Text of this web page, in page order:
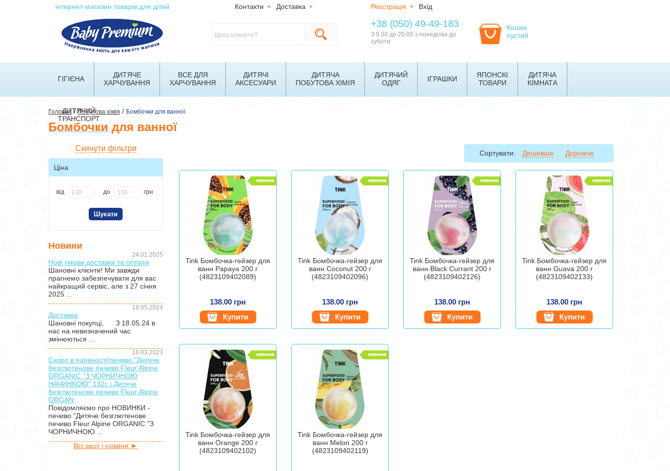
інтернет-магазин товарів для дітей Контакти • Доставка • Реєстрація • Вхід
+38 (050) 49-49-183
З 9.00 до 20.00 з понеділка до
суботи
Кошик
пустий
ГІГІЄНА
ДИТЯЧЕ
ХАРЧУВАННЯ
ВСЕ ДЛЯ
ХАРЧУВАННЯ
ДИТЯЧІ
АКСЕСУАРИ
ДИТЯЧА
ПОБУТОВА ХІМІЯ
ДИТЯЧИЙ
ОДЯГ
ІГРАШКИ
ЯПОНСКІ
ТОВАРИ
ДИТЯЧА
КІМНАТА
ДИТЯЧИЙ
ТРАНСПОРТ
Головна/Побутова хімія / Бомбочки для ванної
Бомбочки для ванної
Скинути фільтри
Ціна
від до грн
Новини
24.01.2025
Нові умови доставки та оплати
Шановні клієнти! Ми завжди
прагнемо забезпечувати для вас
найкращий сервіс, але з 27 січня
2025 ...
18.05.2024
Доставка
Шановні покупці, З 18.05.24 в
нас на невизначений час
змінюються ...
16.03.2023
Скоро в наявності!печиво "Дитяче
безглютенове печиво Fleur Alpine
ORGANIC "З ЧОРНИЧНОЮ
НАЧИНКОЮ" 132г. і Дитяче
безглютенове печиво Fleur Alpine
ORGAN
Повідомляємо про НОВИНКИ -
печиво "Дитяче безглютенове
печиво Fleur Alpine ORGANIC "З
ЧОРНИЧНОЮ ...
Всі акції і новини ►
Сортувати: Дешевше Дорожче
Tink Бомбочка-гейзер для
ванн Papaya 200 г
(4823109402089)
138.00 грн
Купити
Tink Бомбочка-гейзер для
ванн Coconut 200 г
(4823109402096)
138.00 грн
Купити
Tink Бомбочка-гейзер для
ванн Black Currant 200 г
(4823109402126)
138.00 грн
Купити
Tink Бомбочка-гейзер для
ванн Guava 200 г
(4823109402133)
138.00 грн
Купити
Tink Бомбочка-гейзер для
ванн Orange 200 г
(4823109402102)
Tink Бомбочка-гейзер для
ванн Melon 200 г
(4823109402119)